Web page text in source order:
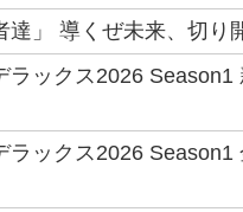
達」 導くぜ未来、切り
ラックス2026
ラックス2026